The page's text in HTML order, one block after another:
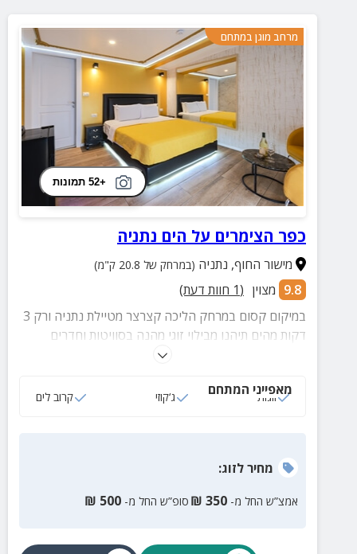
מרחב מוגן במתחם
+52 תמונות
כפר הצימרים על הים נתניה
מישור החוף, נתניה (במרחק של 20.8 ק"מ)
9.8 מצוין (
1 חוות דעת)
במיקום קסום במרחק הליכה קצרצר מטיילת נתניה ורק 3
דקות מהים תיהנו מבילוי זוגי מהנה בסוויטות וחדרים
מאפייני המתחם
זוגות ג‘קוזי קרוב לים
מחירלזוג:
אמצ”ש החל מ- 350
₪ סופ”ש החל מ- 500
₪